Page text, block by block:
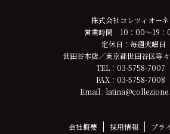
株式会社コレツィオー
営業時間 10：00～19
定休日：毎週火曜日
世田谷本店／東京都世田谷区等
TEL：03-5758-7007
FAX：03-5758-7008
Email :
会社概要 採用情報 プラ